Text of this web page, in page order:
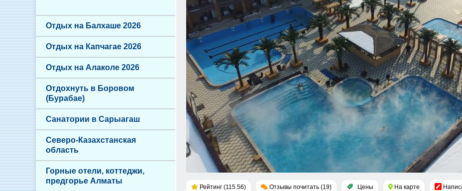
Рейтинг (115.56) Отзывы почитать (19) Цены На карте
Отдых на Балхаше 2026
Отдых на Капчагае 2026
Отдых на Алаколе 2026
Отдохнуть в Боровом
(Бурабае)
Санатории в Сарыагаш
Северо-Казахстанская
область
Горные отели, коттеджи,
предгорье Алматы